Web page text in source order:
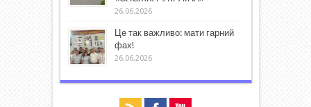
26.06.2026
Це так важливо: мати гарний
фах!
26.06.2026